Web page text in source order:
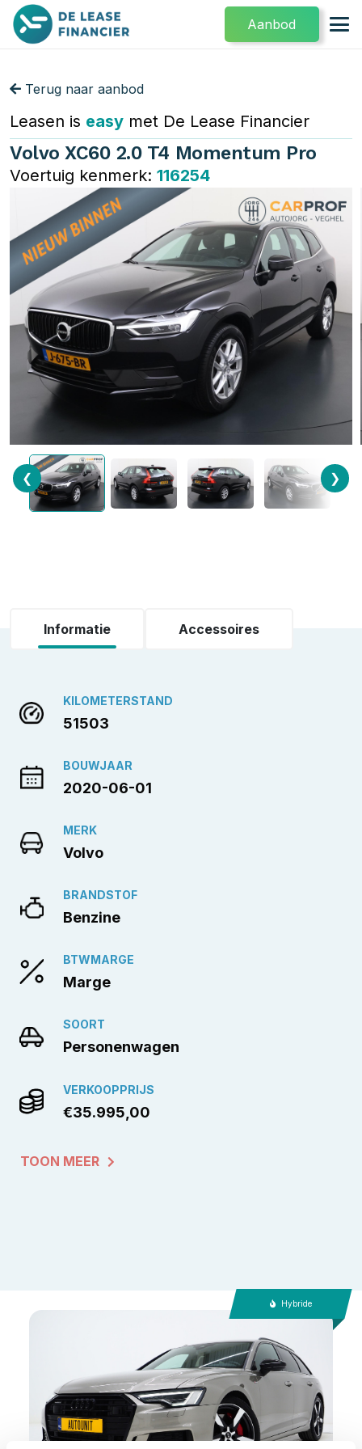
Aanbod
Terug naar aanbod
Leasen is easy met De Lease Financier
Volvo XC60 2.0 T4 Momentum Pro
Voertuig kenmerk: 116254
❮ ❯
Informatie Accessoires
KILOMETERSTAND
51503
BOUWJAAR
2020-06-01
MERK
Volvo
BRANDSTOF
Benzine
BTWMARGE
Marge
SOORT
Personenwagen
VERKOOPPRIJS
€35.995,00
TOON MEER
Hybride